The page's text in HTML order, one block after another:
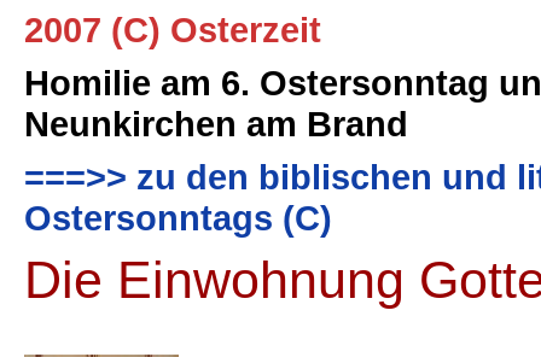
2007 (C) Osterzeit
Homilie am 6. Ostersonntag
Neunkirchen am Brand
===>> zu den biblischen und
Ostersonntags (C)
Die Einwohnung